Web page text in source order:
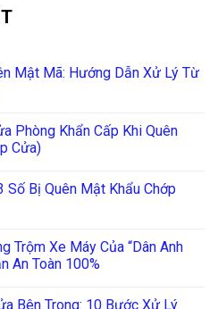
Mật Mã: Hướng Dẫn Xử Lý Từ
Phòng Khẩn Cấp Khi Quên
Cửa)
Số Bị Quên Mật Khẩu Chớp
Trộm Xe Máy Của “Dân Anh
An Toàn 100%
Bên Trong: 10 Bước Xử Lý